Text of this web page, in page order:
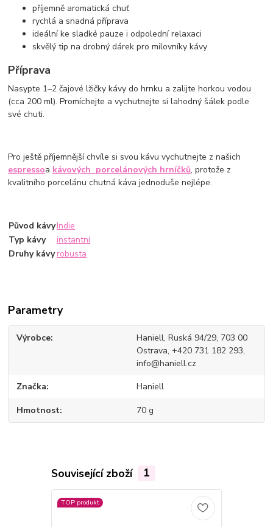
příjemně aromatická chuť
rychlá a snadná příprava
ideální ke sladké pauze i odpolední relaxaci
skvělý tip na drobný dárek pro milovníky kávy
Příprava
Nasypte 1–2 čajové lžičky kávy do hrnku a zalijte horkou vodou
(cca 200 ml). Promíchejte a vychutnejte si lahodný šálek podle
své chuti.
Pro ještě příjemnější chvíle si svou kávu vychutnejte z našich
espressoa kávových porcelánových hrníčků, protože z
kvalitního porcelánu chutná káva jednoduše nejlépe.
Původ kávyIndie
Typ kávy
instantní
Druhy kávyrobusta
Parametry
Výrobce
Haniell, Ruská 94/29, 703 00
Ostrava, +420 731 182 293,
info@haniell.cz
Značka Haniell
Hmotnost 70 g
Související zboží 1
TOP produkt